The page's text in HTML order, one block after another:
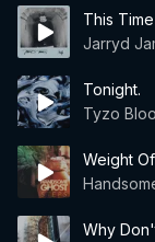
This
Jarryd
Tonight.
Tyzo
Weight
Why